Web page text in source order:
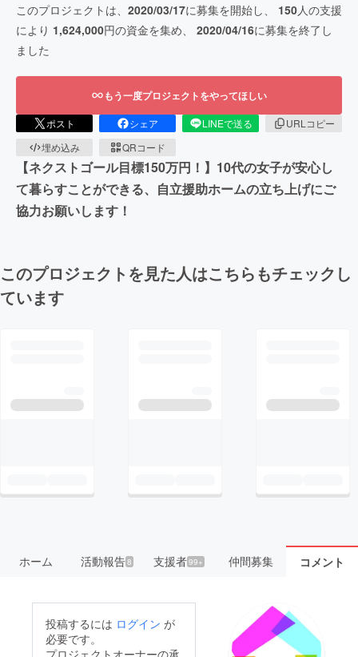
このプロジェクトは、 2020/03/17に募集を開始し、 150人の支援
により 1,624,000円の資金を集め、 2020/04/16に募集を終了し
ました
もう一度プロジェクトをやってほしい
ポスト シェア LINEで送る
URLコピー
埋め込み
QRコード
【ネクストゴール目標150万円！】10代の女子が安心し
て暮らすことができる、自立援助ホームの立ち上げにご
協力お願いします！
このプロジェクトを見た人はこちらもチェックし
ています
ホーム 活動報告8 支援者99+ 仲間募集 コメント
投稿するには ログイン が
必要です。